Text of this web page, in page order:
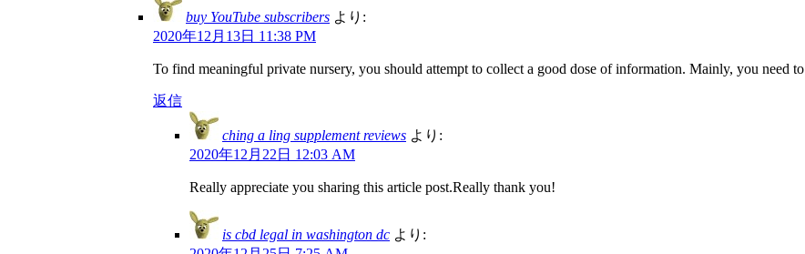
buy YouTube subscribers より:
2020年12月13日 11:38 PM
To find meaningful private nursery, you should attempt to collect a good dose of information. Mainly, you need to
返信
ching a ling supplement reviews より:
2020年12月22日 12:03 AM
Really appreciate you sharing this article post.Really thank you!
is cbd legal in washington dc より: